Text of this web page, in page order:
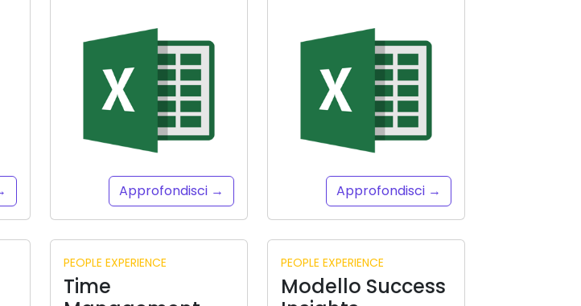
Approfondisci → Approfondisci →
PEOPLE EXPERIENCE
Time
PEOPLE EXPERIENCE
Modello Success